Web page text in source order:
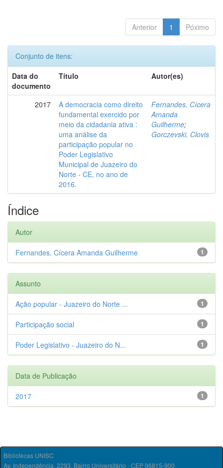
Anterior 1 Póximo
Conjunto de itens:
Data do
documento
Título Autor(es)
2017
A democracia como direito
fundamental exercido por
meio da cidadania ativa :
uma análise da
participação popular no
Poder Legislativo
Municipal de Juazeiro do
Norte - CE, no ano de
2016.
Fernandes, Cícera
Amanda
Guilherme;
Gorczevski, Clovis
Índice
Autor
1
Fernandes, Cícera Amanda Guilherme
Assunto
1
Ação popular - Juazeiro do Norte ...
1
Participação social
1
Poder Legislativo - Juazeiro do N...
Data de Publicação
1
2017
Bibliotecas UNISC
Av. Independência, 2293, Bairro Universitário - CEP 96815-900